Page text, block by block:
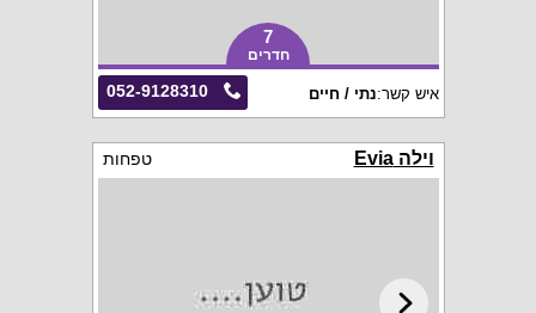
7
חדרים
052-9128310 איש קשר:נתי / חיים
וילה Evia טפחות